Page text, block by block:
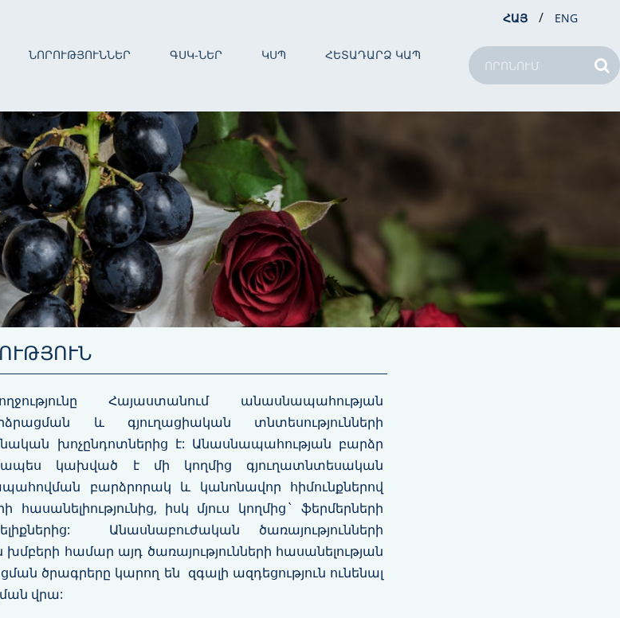
ՀԱՅ / ENG
ՆՈՐՈՒԹՅՈՒՆՆԵՐ ԳՍԿ-ՆԵՐ ԿՍՊ ՀԵՏԱԴԱՐՁ ԿԱՊ
Հայաստանում անասնապահության
և գյուղացիական տնտեսությունների
խոչընդոտներից է: Անասնապահության բարձր
կախված է մի կողմից գյուղատնտեսական
բարձրորակ և կանոնավոր հիմունքներով
հասանելիությունից, իսկ մյուս կողմից` ֆերմերների
Անասնաբուժական ծառայությունների
համար այդ ծառայությունների հասանելության
ծրագրերը կարող են զգալի ազդեցություն ունենալ
վրա: